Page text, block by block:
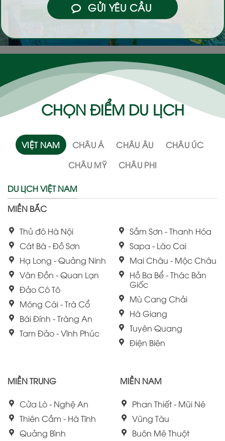
GỬI YÊU CẦU
CHỌN ĐIỂM DU LỊCH
VIỆT NAM CHÂU Á CHÂU ÂU
CHÂU ÚC
CHÂU MỸ
CHÂU PHI
DU LỊCH VIỆT NAM
MIỀN BẮC
Thủ đô Hà Nội
Cát Bà - Đồ Sơn
Hạ Long - Quảng Ninh
Vân Đồn - Quan Lạn
Đảo Cô Tô
Móng Cái - Trà Cổ
Bái Đính - Tràng An
Tam Đảo - Vĩnh Phúc
Sầm Sơn - Thanh Hóa
Sapa - Lào Cai
Mai Châu - Mộc Châu
Hồ Ba Bể - Thác Bản
Giốc
Mù Cang Chải
Hà Giang
Tuyên Quang
Điện Biên
MIỀN TRUNG
Cửa Lò - Nghệ An
Thiên Cầm - Hà Tĩnh
Quảng Bình
MIỀN NAM
Phan Thiết - Mũi Né
Vũng Tàu
Buôn Mê Thuột